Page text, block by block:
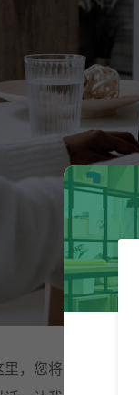
，您将通过文字